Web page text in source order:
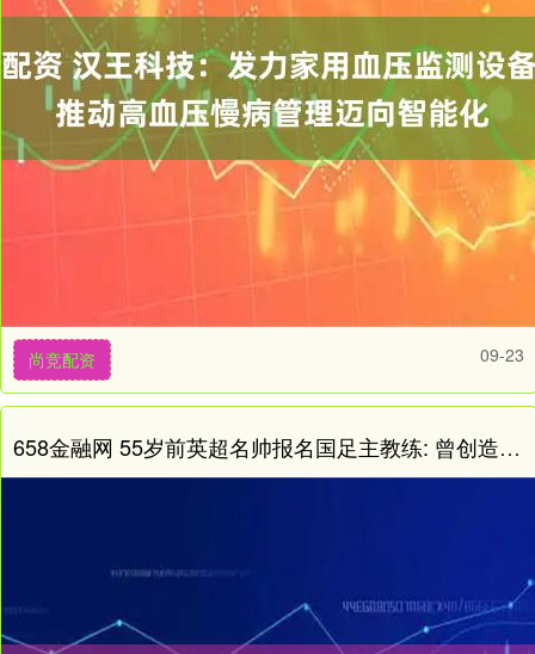
尚竞配资 09-23
658金融网 55岁前英超名帅报名国足主教练: 曾创造英超最年轻主帅纪录!